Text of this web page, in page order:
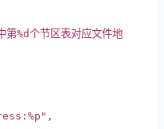
个节区表对应文件地
,